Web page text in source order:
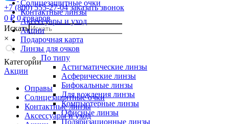
+7 (800) 555-27-04 заказать звонок
0 ₽ 0 товаров
Искать
×
Категории
Акции
Оправы
Солнцезащитные очки
Контактные линзы
Аксессуары и уход
Солнцезащитные очки
Контактные линзы
Аксессуары и уход
Акции
Подарочная карта
Линзы для очков
По типу
Астигматические линзы
Асферические линзы
Бифокальные линзы
Для вождения линзы
Компьютерные линзы
Офисные линзы
Поляризационные линзы